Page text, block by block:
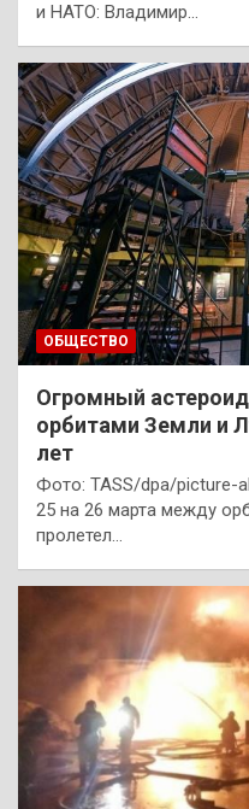
и НАТО: Владимир…
ОБЩЕСТВО
Огромный
орбитами Земли и
лет
Фото: TASS/dpa/picture-
25 на 26 марта между
пролетел…